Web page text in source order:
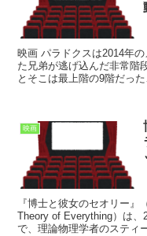
映画 パラドクスは2014年
た兄弟が逃げ込んだ非常階
とそこは最上階の9階だっ
映画
『博士と彼女のセオリー
Theory of Everything）は
で、理論物理学者のスティ